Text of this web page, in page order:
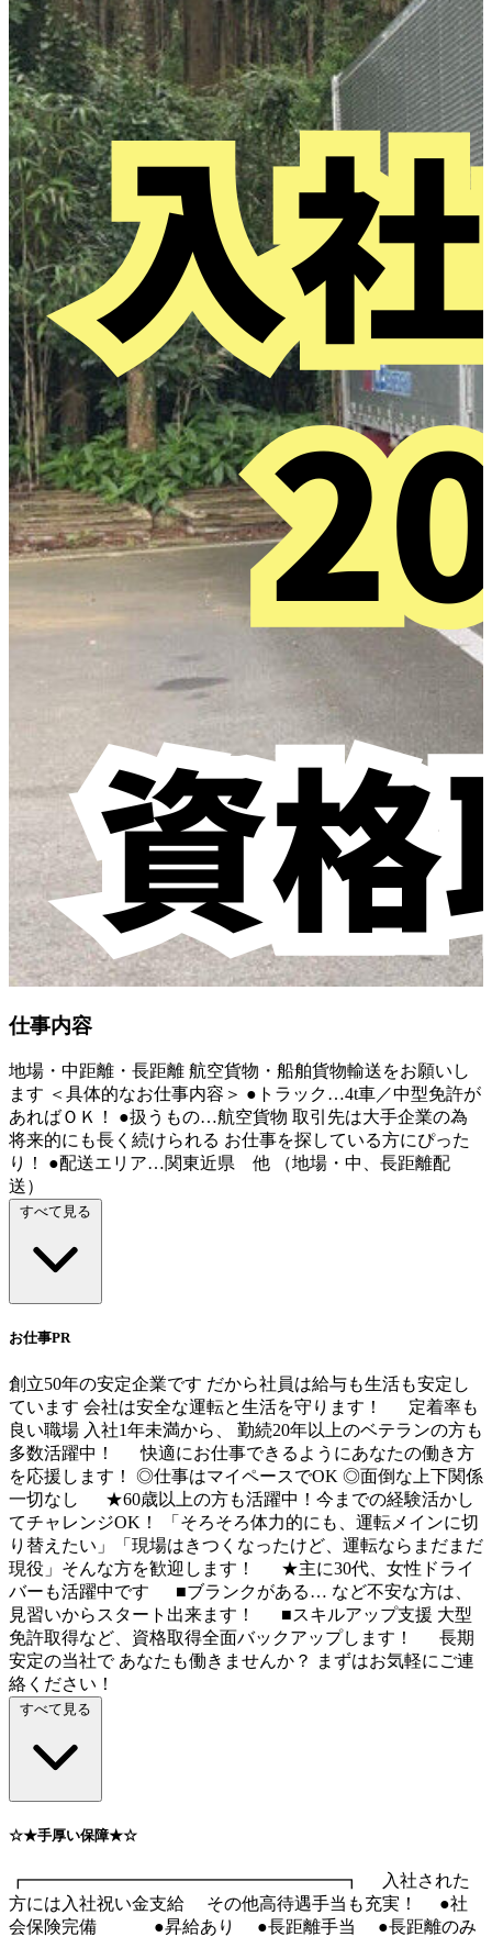
仕事内容
地場・中距離・長距離 航空貨物・船舶貨物輸送をお願いし
ます ＜具体的なお仕事内容＞ ●トラック…4t車／中型免許が
あればＯＫ！ ●扱うもの…航空貨物 取引先は大手企業の為
将来的にも長く続けられる お仕事を探している方にぴった
り！ ●配送エリア…関東近県 他 （地場・中、長距離配
送）
すべて見る
お仕事PR
創立50年の安定企業です だから社員は給与も生活も安定し
ています 会社は安全な運転と生活を守ります！ 定着率も
良い職場 入社1年未満から、 勤続20年以上のベテランの方も
多数活躍中！ 快適にお仕事できるようにあなたの働き方
を応援します！ ◎仕事はマイペースでOK ◎面倒な上下関係
一切なし ★60歳以上の方も活躍中！今までの経験活かし
てチャレンジOK！ 「そろそろ体力的にも、運転メインに切
り替えたい」「現場はきつくなったけど、運転ならまだまだ
現役」そんな方を歓迎します！ ★主に30代、女性ドライ
バーも活躍中です ■ブランクがある… など不安な方は、
見習いからスタート出来ます！ ■スキルアップ支援 大型
免許取得など、資格取得全面バックアップします！ 長期
安定の当社で あなたも働きませんか？ まずはお気軽にご連
絡ください！
すべて見る
☆★手厚い保障★☆
┏━━━━━━━━━━━━━━━━━━┓ 入社された
方には入社祝い金支給 その他高待遇手当も充実！ ●社
会保険完備 ●昇給あり ●長距離手当 ●長距離のみ